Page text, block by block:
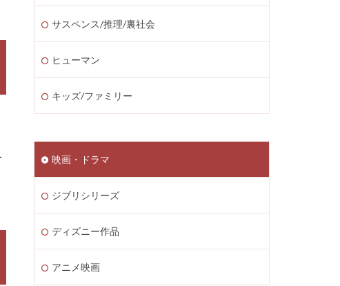
サスペンス/推理/裏社会
ヒューマン
キッズ/ファミリー
映画・ドラマ
ジブリシリーズ
ディズニー作品
アニメ映画